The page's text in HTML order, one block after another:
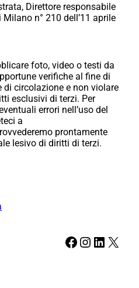
Direttore responsabile
n° 210 dell’11 aprile
foto, video o testi da
verifiche al fine di
di circolazione e non violare
esclusivi di terzi. Per
errori nell’uso del
a
prontamente
lesivo di diritti di terzi.
Facebook Instagram LinkedIn X